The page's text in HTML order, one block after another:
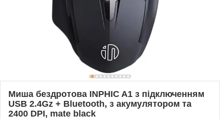
Миша бездротова INPHIC A1 з підключенням
USB 2.4Gz + Bluetooth, з акумулятором та
2400 DPI, mate black